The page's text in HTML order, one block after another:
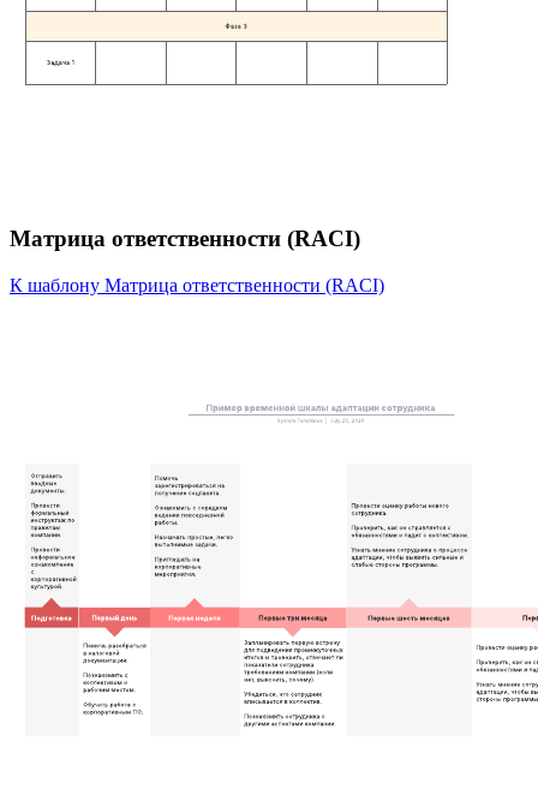
Матрица ответственности (RACI)
К шаблону Матрица ответственности (RACI)